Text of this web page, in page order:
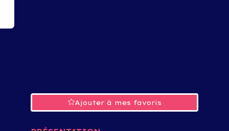
Ajouter à mes favoris